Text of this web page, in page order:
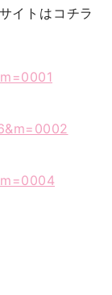
イト はコチラ